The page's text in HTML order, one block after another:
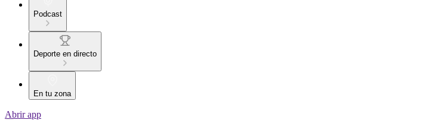
Podcast
Deporte en directo
En tu zona
Abrir app